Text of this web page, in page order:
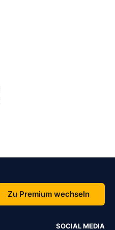
Zu Premium wechseln
SOCIAL MEDIA